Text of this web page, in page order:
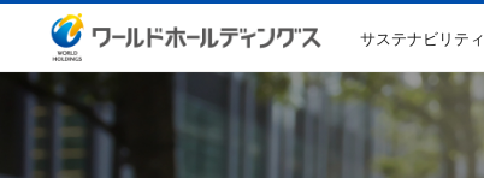
サステナビリティ